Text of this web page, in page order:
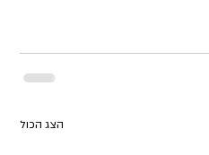
הצג הכול